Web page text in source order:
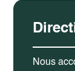
Nous